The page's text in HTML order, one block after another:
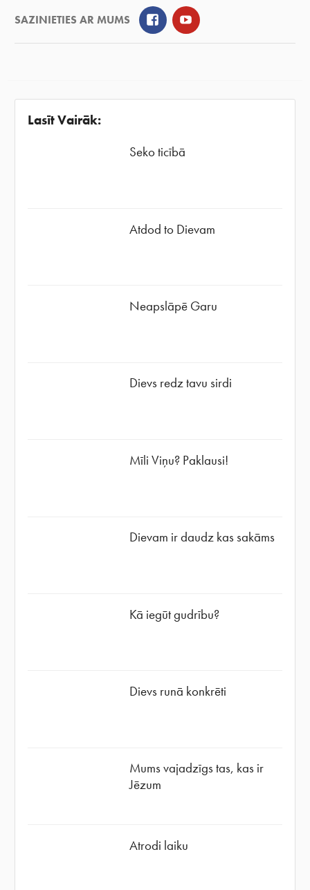
SAZINIETIES AR MUMS FacebookYouTube
Lasīt Vairāk:
Seko ticībā
Atdod to Dievam
Neapslāpē Garu
Dievs redz tavu sirdi
Mīli Viņu? Paklausi!
Dievam ir daudz kas sakāms
Kā iegūt gudrību?
Dievs runā konkrēti
Mums vajadzīgs tas, kas ir
Jēzum
Atrodi laiku